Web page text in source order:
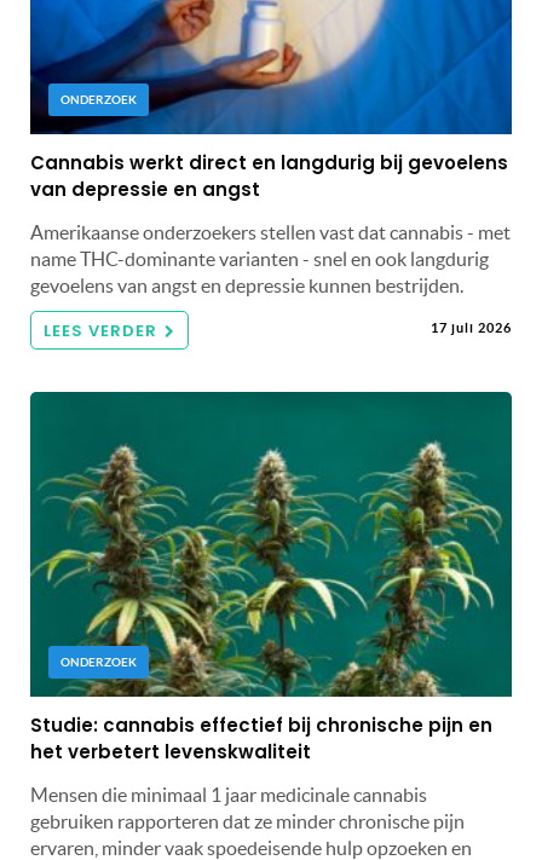
ONDERZOEK
Cannabis werkt direct en langdurig bij gevoelens
van depressie en angst
Amerikaanse onderzoekers stellen vast dat cannabis - met
name THC-dominante varianten - snel en ook langdurig
gevoelens van angst en depressie kunnen bestrijden.
LEES VERDER 17 juli 2026
ONDERZOEK
Studie: cannabis effectief bij chronische pijn en
het verbetert levenskwaliteit
Mensen die minimaal 1 jaar medicinale cannabis
gebruiken rapporteren dat ze minder chronische pijn
ervaren, minder vaak spoedeisende hulp opzoeken en